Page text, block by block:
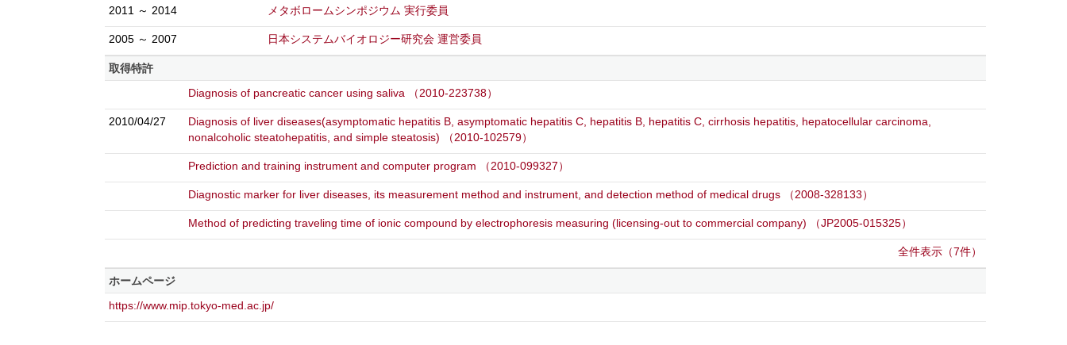
2011 ～ 2014
メタボロームシンポジウム 実行委員
2005 ～ 2007 日本システムバイオロジー研究会 運営委員
取得特許
Diagnosis of pancreatic cancer using saliva （2010-223738）
2010/04/27
Diagnosis of liver diseases(asymptomatic hepatitis B, asymptomatic hepatitis C, hepatitis B, hepatitis C, cirrhosis hepatitis, hepatocellular carcinoma,
nonalcoholic steatohepatitis, and simple steatosis) （2010-102579）
Prediction and training instrument and computer program （2010-099327）
Diagnostic marker for liver diseases, its measurement method and instrument, and detection method of medical drugs （2008-328133）
Method of predicting traveling time of ionic compound by electrophoresis measuring (licensing-out to commercial company) （JP2005-015325）
全件表示（7件）
ホームページ
https://www.mip.tokyo-med.ac.jp/